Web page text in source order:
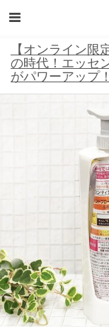
【オンライン限
の時代！エッセ
がパワーアップ！